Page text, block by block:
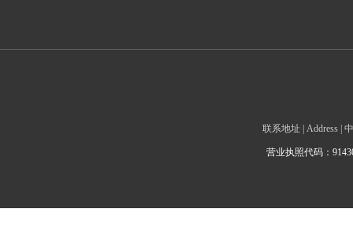
联系地址 | Address |
营业执照代码：